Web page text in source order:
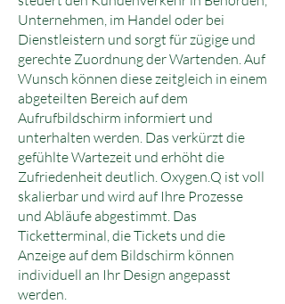
Unternehmen, im Handel oder bei
Dienstleistern und sorgt für zügige und
gerechte Zuordnung der Wartenden. Auf
Wunsch können diese zeitgleich in einem
abgeteilten Bereich auf dem
Aufrufbildschirm informiert und
unterhalten werden. Das verkürzt die
gefühlte Wartezeit und erhöht die
Zufriedenheit deutlich. Oxygen.Q ist voll
skalierbar und wird auf Ihre Prozesse
und Abläufe abgestimmt. Das
Ticketterminal, die Tickets und die
Anzeige auf dem Bildschirm können
individuell an Ihr Design angepasst
werden.